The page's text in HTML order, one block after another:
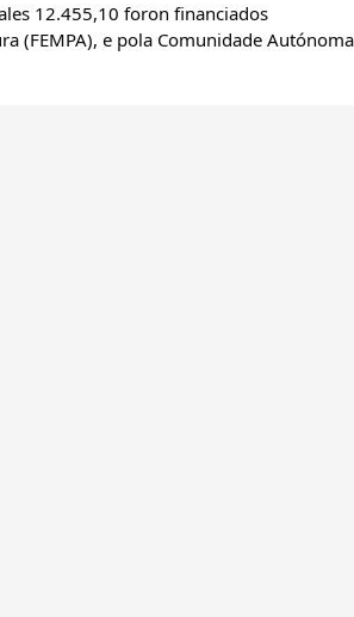
12.455,10 foron financiados
(FEMPA), e pola Comunidade Autónoma